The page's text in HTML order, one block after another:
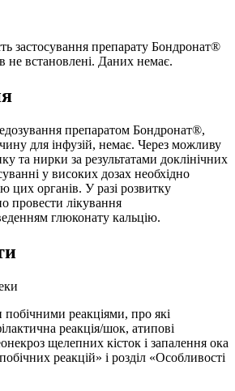
застосування препарату Бондронат®
не встановлені. Даних немає.
препаратом Бондронат®,
для інфузій, немає. Через можливу
та нирки за результатами доклінічних
у високих дозах необхідно
цих органів. У разі розвитку
провести лікування
глюконату кальцію.
реакціями, про які
реакція/шок, атипові
щелепних кісток і запалення ока
реакцій» і розділ «Особливості